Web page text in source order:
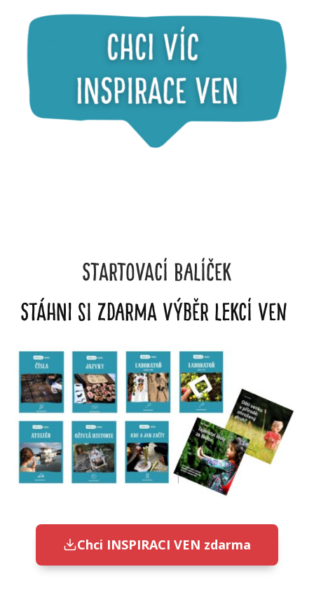
STARTOVACÍ BALÍČEK
Stáhni si zdarma výběr lekcí ven
Chci INSPIRACI VEN zdarma